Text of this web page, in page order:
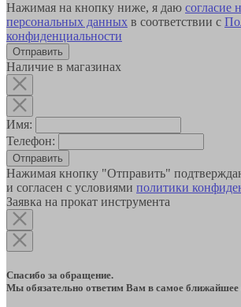
Нажимая на кнопку ниже, я даю согласие
персональных данных в соответствии с
конфиденциальности
Наличие в магазинах
Имя:
Телефон:
Отправить
Нажимая кнопку "Отправить"
и согласен с условиями политики
Заявка на прокат инструмента
Спасибо за обращение.
Мы обязательно ответим Вам в самое ближайшее